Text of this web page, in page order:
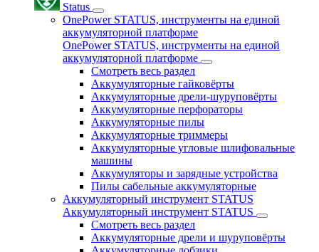
Status
OnePower STATUS, инструменты на единой
аккумуляторной платформе
OnePower STATUS, инструменты на единой
аккумуляторной платформе
Смотреть весь раздел
Аккумуляторные гайковёрты
Аккумуляторные дрели-шуруповёрты
Аккумуляторные перфораторы
Аккумуляторные пилы
Аккумуляторные триммеры
Аккумуляторные угловые шлифовальные
машины
Аккумуляторы и зарядные устройства
Пилы сабельные аккумуляторные
Аккумуляторный инструмент STATUS
Аккумуляторный инструмент STATUS
Смотреть весь раздел
Аккумуляторные дрели и шуруповёрты